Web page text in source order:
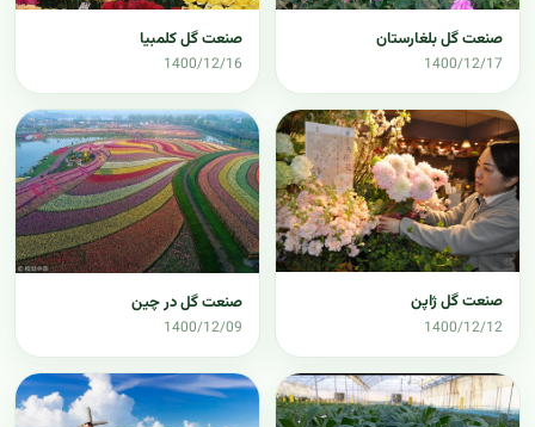
صنعت گل بلغارستان
1400/12/17
صنعت گل کلمبیا
1400/12/16
صنعت گل ژاپن
1400/12/12
صنعت گل در چین
1400/12/09